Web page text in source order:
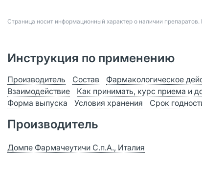
Страница носит информационный характер о наличии
Инструкция по применению
Производитель Состав Фармакологическое
Взаимодействие
Как принимать, курс приема и
Форма выпуска
Условия хранения Срок
Производитель
Домпе Фармачеутичи С.п.А., Италия